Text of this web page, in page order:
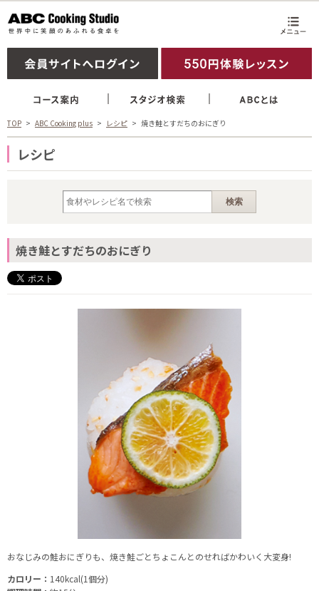
TOP ABC Cooking plus レシピ 焼き鮭とすだちのおにぎり
レシピ
焼き鮭とすだちのおにぎり
おなじみの鮭おにぎりも、焼き鮭ごとちょこんとのせればかわいく大変身!
カロリー： 140kcal(1個分)